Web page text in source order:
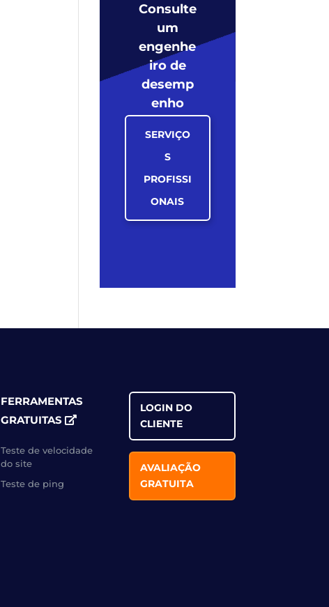
Consulte
um
engenhe
iro de
desemp
enho
SERVIÇO
S
PROFISSI
ONAIS
FERRAMENTAS
GRATUITAS
Teste de velocidade
do site
Teste de ping
LOGIN DO
CLIENTE
AVALIAÇÃO
GRATUITA